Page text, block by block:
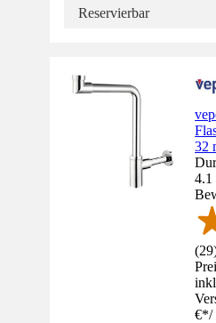
Reservierbar
32
4.1
(29
€*/